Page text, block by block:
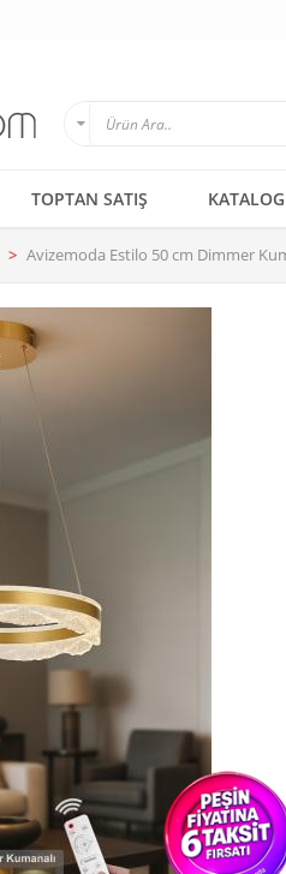
TOPTAN SATIŞ KATALOG
Avizemoda Estilo 50 cm Dimmer